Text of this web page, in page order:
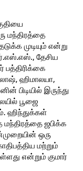
மந்திரத்தை
முடியும் என்று
தேசிய
பத்திரிக்கை
ஹிமாலயா,
பிடியில் இருந்து
பூஜை
ஹிந்துக்கள்
ஜபிக்க
ஒரு
மற்றும்
என்றும் குமார்